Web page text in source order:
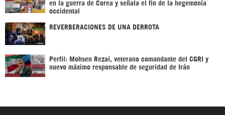
en la guerra de Corea y señala el fin de la hegemonía
occidental
REVERBERACIONES DE UNA DERROTA
Perfil: Mohsen Rezai, veterano comandante del CGRI y
nuevo máximo responsable de seguridad de Irán